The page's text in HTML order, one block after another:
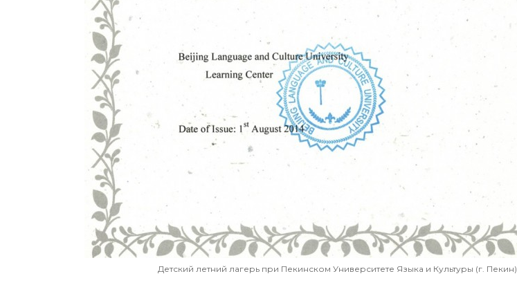
Детский летний лагерь при Пекинском Университете Языка и Культуры (г. Пекин)